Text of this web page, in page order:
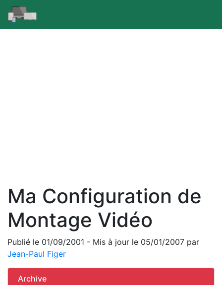
Ma Configuration de
Montage Vidéo
Publié le 01/09/2001 - Mis à jour le 05/01/2007 par
Jean-Paul Figer
Archive